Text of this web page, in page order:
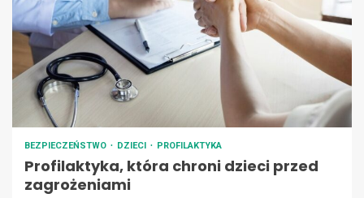
BEZPIECZEŃSTWO DZIECI PROFILAKTYKA
Profilaktyka, która chroni dzieci przed
zagrożeniami